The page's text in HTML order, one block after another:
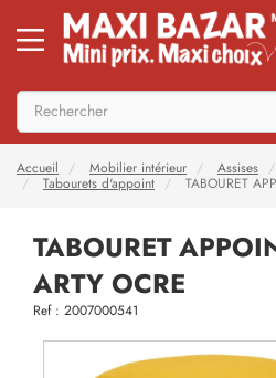
Accueil Mobilier intérieur Assises
Tabourets d'appoint
TABOURET
TABOURET
ARTY OCRE
Ref : 2007000541